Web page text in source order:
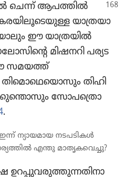
ചെന്ന്‌ ആപത്തിൽ
യാത്ര​യാ​
ഈ യാത്ര​യിൽ
മിഷനറി പര്യട​
സമയത്ത്‌
തിഹി​
സോപ​ത്രൊ​
.
ന്യായ​മായ നടപടി​കൾ
എന്തു മാതൃ​ക​വെച്ചു?
ഉറപ്പു​വ​രു​ത്തു​ന്ന​തി​നാ​